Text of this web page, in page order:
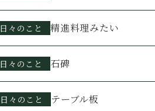
日々のこと 精進料理みたい
日々のこと 石碑
日々のこと テーブル板